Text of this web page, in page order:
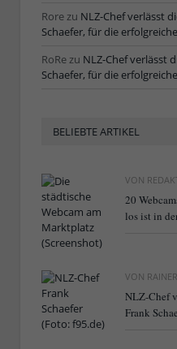
Rore zu NLZ-Chef verlässt
Schaefer, für die
RoRe zu NLZ-Chef verlässt
Schaefer, für die
BELIEBTE ARTIKEL
VON
20
los ist in
VON
NLZ-Chef
Frank